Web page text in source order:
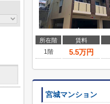
所在階 賃料
1階
5.5万円
宮城マンション